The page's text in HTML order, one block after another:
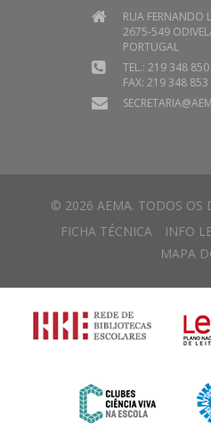
RUA FERNANDO
2675-549
PORTUGAL
TEL.: 219 348 850
FAX: 219 348 853
© 2026 AEMA. TODOS OS
FICHA TÉCNICA
INFO
MAPA